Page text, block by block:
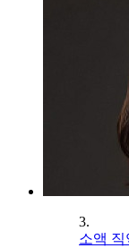
3.
소액